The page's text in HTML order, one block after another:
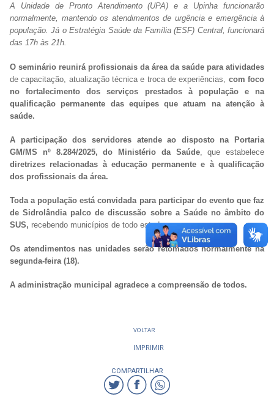
A Unidade de Pronto Atendimento (UPA) e a Upinha funcionarão
normalmente, mantendo os atendimentos de urgência e emergência à
população. Já o Estratégia Saúde da Família (ESF) Central, funcionará
das 17h às 21h.
O seminário reunirá profissionais da área da saúde para atividades
de capacitação, atualização técnica e troca de experiências, com foco
no fortalecimento dos serviços prestados à população e na
qualificação permanente das equipes que atuam na atenção à
saúde.
A participação dos servidores atende ao disposto na Portaria
GM/MS nº 8.284/2025, do Ministério da Saúde, que estabelece
diretrizes relacionadas à educação permanente e à qualificação
dos profissionais da área.
Toda a população está convidada para participar do evento que faz
de Sidrolândia palco de discussão sobre a Saúde no âmbito do
SUS, recebendo municípios de todo estado.
Os atendimentos nas unidades serão retomados normalmente na
segunda-feira (18).
A administração municipal agradece a compreensão de todos.
VOLTAR
IMPRIMIR
COMPARTILHAR